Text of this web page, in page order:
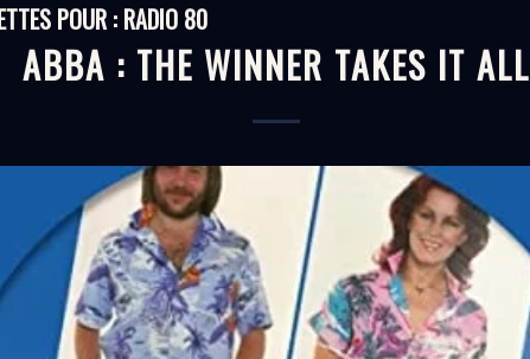
POUR : RADIO 80
ABBA : THE WINNER TAKES IT ALL